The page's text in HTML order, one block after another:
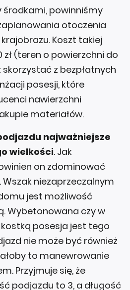
środkami, powinniśmy
otoczenia
Koszt takiej
zł (teren o powierzchni do
skorzystać z bezpłatnych
posesji, które
nawierzchni
materiałów.
najważniejsze
wielkości. Jak
on zdominować
niezaprzeczalnym
jest możliwość
Wybetonowana czy w
posesja jest tego
nie może być również
to manewrowanie
Przyjmuje się, że
podjazdu to 3, a długość